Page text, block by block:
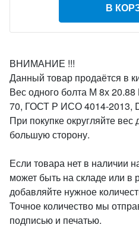
В
ВНИМАНИЕ !!!
Данный товар продаётся в
Вес одного болта М 8х
70, ГОСТ Р ИСО 4014-2013,
При покупке округляйте
большую сторону.
Если товара нет в наличии
может быть на складе или в
добавляйте нужное
Точное количество мы
подписью и печатью.